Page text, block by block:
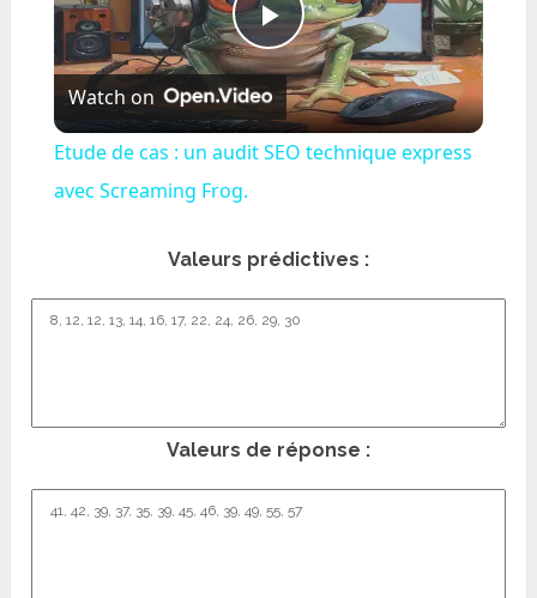
Play
Video
Watch on
Etude de cas : un audit SEO technique express
avec Screaming Frog.
Valeurs prédictives :
Valeurs de réponse :